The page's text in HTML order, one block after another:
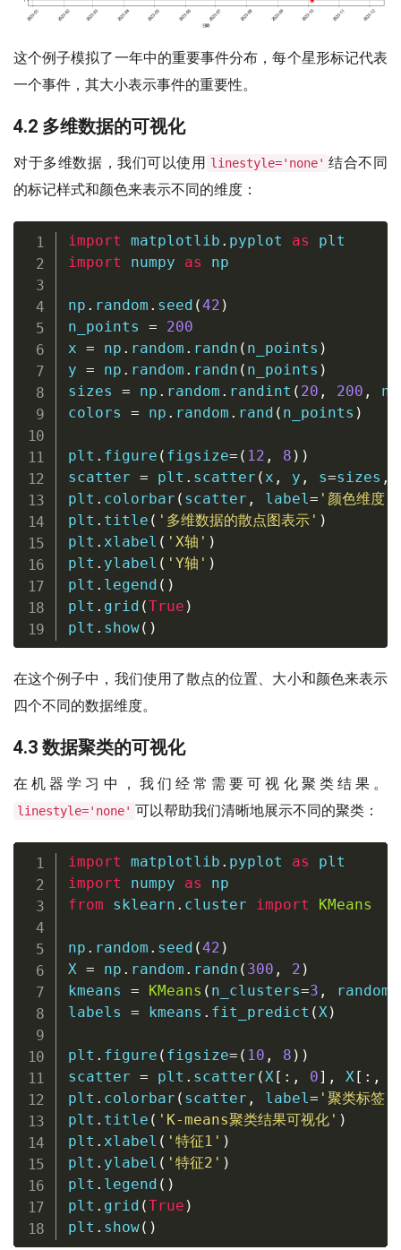
这个例子模拟了一年中的重要事件分布，每个星形标记代表
一个事件，其大小表示事件的重要性。
4.2 多维数据的可视化
对于多维数据，我们可以使用 linestyle='none' 结合不同
的标记样式和颜色来表示不同的维度：
import matplotlib . pyplot as
import numpy as np
np . random . seed (42 )
n_points =
200
x = np . random . randn ( n_points )
y = np . random . randn ( n_points )
sizes = np . random . randint ( 20 , 200 ,
colors = np . random . rand ( n_points )
plt . figure ( figsize= ( 12 , 8 ) )
scatter = plt . scatter ( x , y , s=sizes ,
plt . colorbar ( scatter , label = '颜色维度'
plt . title ( '多维数据的散点图表示' )
plt . xlabel ( 'X轴' )
plt . ylabel ( 'Y轴' )
plt . legend ( )
plt . grid (True )
plt . show( )
在这个例子中，我们使用了散点的位置、大小和颜色来表示
四个不同的数据维度。
4.3 数据聚类的可视化
在机器学习中，我们经常需要可视化聚类结果。
linestyle='none' 可以帮助我们清晰地展示不同的聚类：
import matplotlib . pyplot as
import numpy as
from sklearn . cluster import KMeans
np . random . seed (42 )
X = np . random . randn ( 300 , 2 )
kmeans = KMeans ( n_clusters=3 ,
labels = kmeans . fit_predict ( X )
plt . figure ( figsize= ( 10 , 8 ) )
scatter = plt . scatter ( X [ : , 0] , X [ : ,
plt . colorbar ( scatter , label = '聚类标签'
plt . title ( 'K-means聚类结果可视化' )
plt . xlabel ( '特征1' )
plt . ylabel ( '特征2' )
plt . legend ( )
plt . grid (True )
plt . show( )